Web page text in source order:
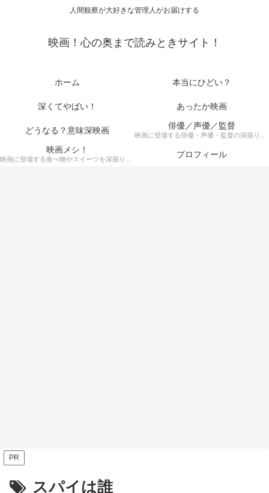
人間観察が大好きな管理人がお届けする
映画！心の奥まで読みときサイト！
ホーム 本当にひどい？
深くてやばい！ あったか映画
どうなる？意味深映画 俳優／声優／監督
映画に登場する俳優・声優・監督の深掘りまとめ記事！
映画メシ！
映画に登場する食べ物やスイーツを深掘り考察！ プロフィール
PR
スパイは誰